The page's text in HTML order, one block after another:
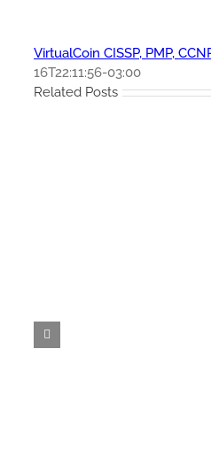
VirtualCoin CISSP, PMP,
16T22:11:56-03:00
Related Posts